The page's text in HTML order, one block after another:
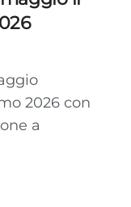
Riconoscere i
attivamente.
frodi,
le
2026 con
a